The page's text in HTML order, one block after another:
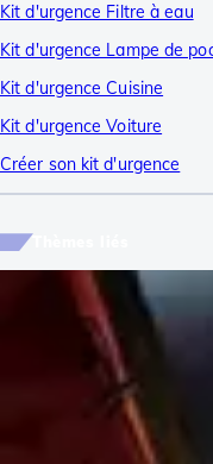
Kit d'urgence Filtre à eau
Kit d'urgence Lampe de
Kit d'urgence Cuisine
Kit d'urgence Voiture
Créer son kit d'urgence